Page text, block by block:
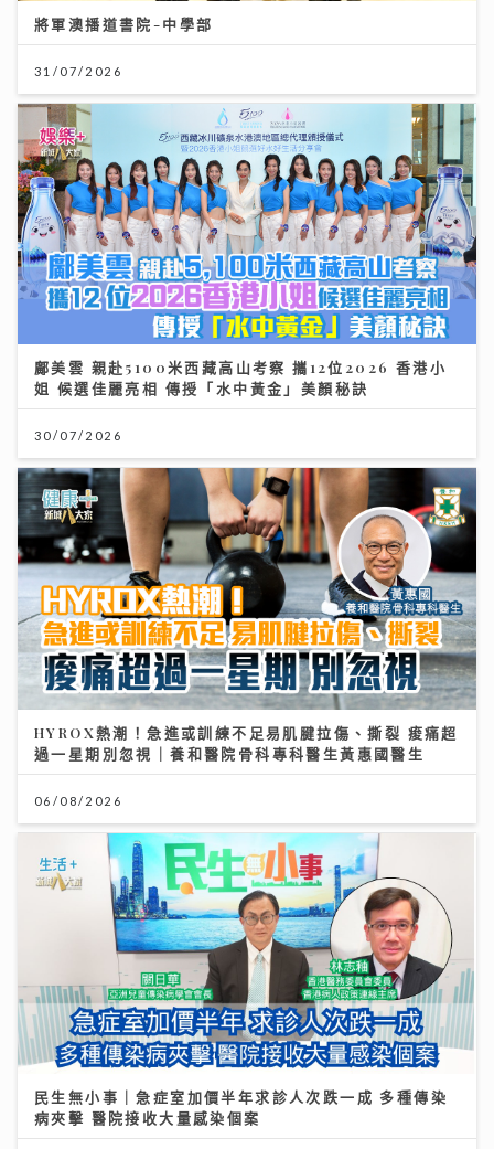
將軍澳播道書院-中學部
31/07/2026
鄺美雲 親赴5100米西藏高山考察 攜12位2026 香港小
姐 候選佳麗亮相 傳授「水中黃金」美顏秘訣
30/07/2026
HYROX熱潮！急進或訓練不足易肌腱拉傷、撕裂 痠痛超
過一星期別忽視｜養和醫院骨科專科醫生黃惠國醫生
06/08/2026
民生無小事｜急症室加價半年求診人次跌一成 多種傳染
病夾擊 醫院接收大量感染個案